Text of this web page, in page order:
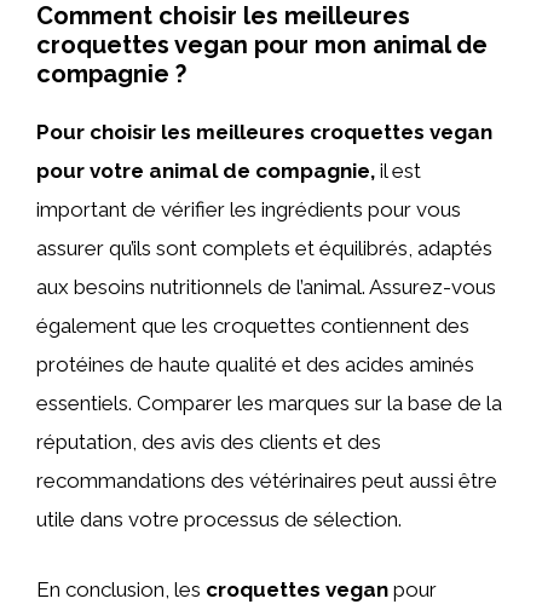
Comment choisir les meilleures
croquettes vegan pour mon animal de
compagnie ?
Pour choisir les meilleures croquettes vegan
pour votre animal de compagnie, il est
important de vérifier les ingrédients pour vous
assurer qu’ils sont complets et équilibrés, adaptés
aux besoins nutritionnels de l’animal. Assurez-vous
également que les croquettes contiennent des
protéines de haute qualité et des acides aminés
essentiels. Comparer les marques sur la base de la
réputation, des avis des clients et des
recommandations des vétérinaires peut aussi être
utile dans votre processus de sélection.
En conclusion, les croquettes vegan pour